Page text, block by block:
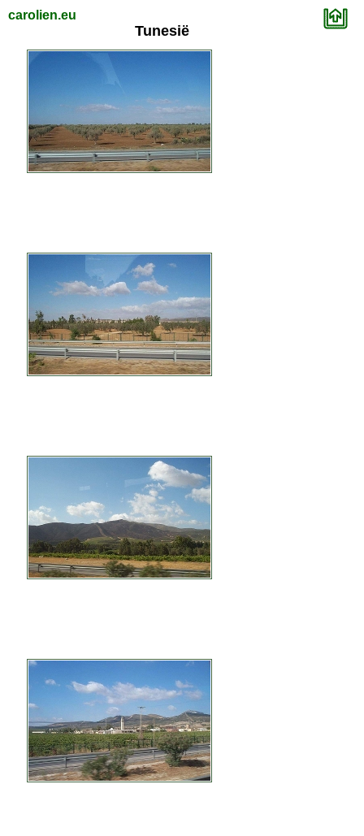
carolien.eu
Tunesië